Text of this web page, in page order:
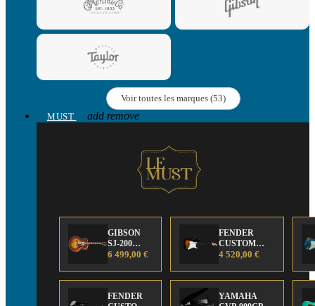
Voir toutes les marques (53)
MUST
add remove
GIBSON
SJ-200
Anniversary
Edition
6 499,00 €
FENDER
CUSTOM
SHOP Strat 63'
4 520,00 €
FENDER
YAMAHA